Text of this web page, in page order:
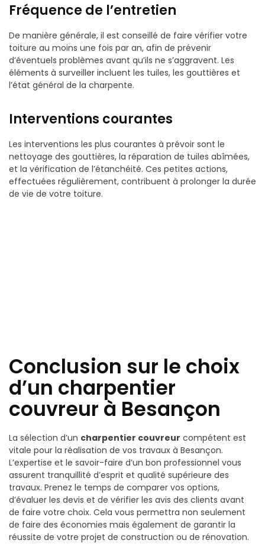
Fréquence de l’entretien
De manière générale, il est conseillé de faire vérifier votre
toiture au moins une fois par an, afin de prévenir
d’éventuels problèmes avant qu’ils ne s’aggravent. Les
éléments à surveiller incluent les tuiles, les gouttières et
l’état général de la charpente.
Interventions courantes
Les interventions les plus courantes à prévoir sont le
nettoyage des gouttières, la réparation de tuiles abîmées,
et la vérification de l’étanchéité. Ces petites actions,
effectuées régulièrement, contribuent à prolonger la durée
de vie de votre toiture.
Conclusion sur le choix
d’un charpentier
couvreur à Besançon
La sélection d’un charpentier couvreur compétent est
vitale pour la réalisation de vos travaux à Besançon.
L’expertise et le savoir-faire d’un bon professionnel vous
assurent tranquillité d’esprit et qualité supérieure des
travaux. Prenez le temps de comparer vos options,
d’évaluer les devis et de vérifier les avis des clients avant
de faire votre choix. Cela vous permettra non seulement
de faire des économies mais également de garantir la
réussite de votre projet de construction ou de rénovation.